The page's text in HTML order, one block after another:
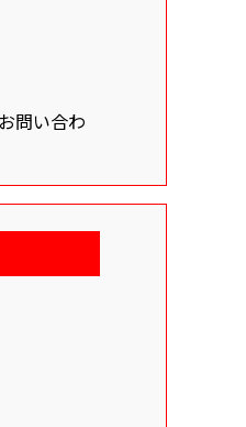
問い合わ